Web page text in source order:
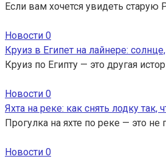
Если вам хочется увидеть старую
Новости 0
Круиз в Египет на лайнере:
Круиз по Египту — это другая
Новости 0
Яхта на реке: как снять лодку так,
Прогулка на яхте по реке — это
Новости 0